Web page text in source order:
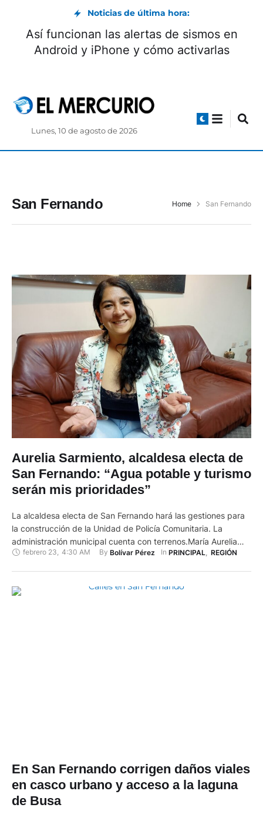
Noticias de última hora:
Así funcionan las alertas de sismos en
Android y iPhone y cómo activarlas
Lunes, 10 de agosto de 2026
San Fernando Home San Fernando
Aurelia Sarmiento, alcaldesa electa de
San Fernando: “Agua potable y turismo
serán mis prioridades”
La alcaldesa electa de San Fernando hará las gestiones para
la construcción de la Unidad de Policía Comunitaria. La
administración municipal cuenta con terrenos.María Aurelia
Sarmiento será la primera alcaldesa de San Fernando para los
seccionales con el 40,63 % …
febrero 23, 4:30 AM By Bolívar Pérez In PRINCIPAL REGIÓN
En San Fernando corrigen daños viales
en casco urbano y acceso a la laguna
de Busa